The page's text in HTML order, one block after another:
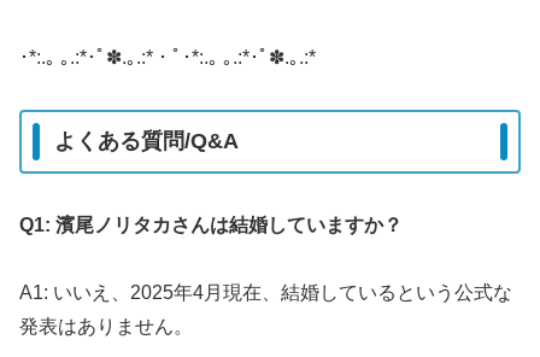
​･*:.｡ ｡.:*･ﾟ✽.｡.:*・ﾟ･*:.｡ ｡.:*･ﾟ✽.｡.:*
よくある質問/Q&A
Q1: 濱尾ノリタカさんは結婚していますか？
A1: いいえ、2025年4月現在、結婚しているという公式な
発表はありません。